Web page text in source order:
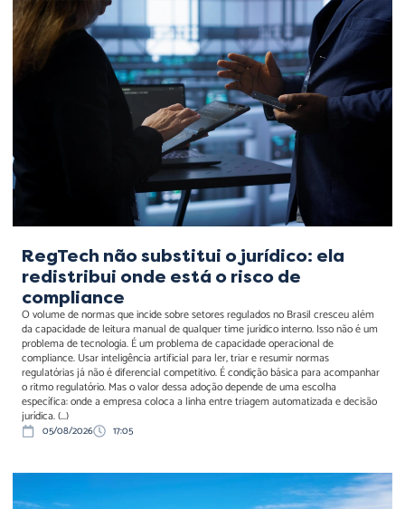
RegTech não substitui o
jurídico: ela redistribui
onde está o risco de
compliance
RegTech não substitui o jurídico: ela
redistribui onde está o risco de
compliance
O volume de normas que incide sobre setores regulados no Brasil cresceu além
da capacidade de leitura manual de qualquer time jurídico interno. Isso não é um
problema de tecnologia. É um problema de capacidade operacional de
compliance. Usar inteligência artificial para ler, triar e resumir normas
regulatórias já não é diferencial competitivo. É condição básica para acompanhar
o ritmo regulatório. Mas o valor dessa adoção depende de uma escolha
específica: onde a empresa coloca a linha entre triagem automatizada e decisão
jurídica. (...)
05/08/2026 17:05
Fomento público à